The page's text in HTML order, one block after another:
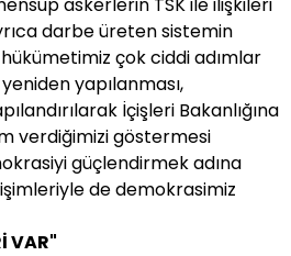
darbe üreten sistemin
çok ciddi adımlar
yapılanması,
İçişleri Bakanlığına
verdiğimizi göstermesi
güçlendirmek adına
de demokrasimiz
VAR"